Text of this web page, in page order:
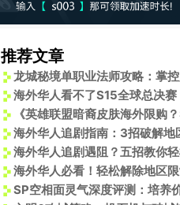
推荐文章